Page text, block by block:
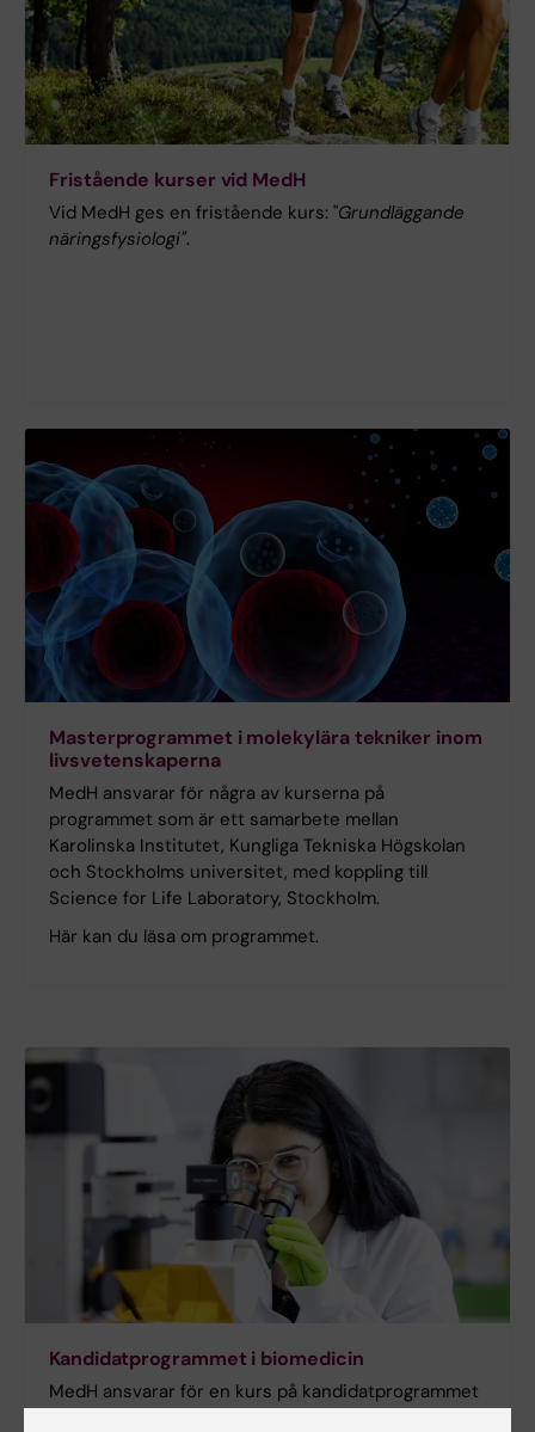
Fristående kurser vid MedH
Vid MedH ges en fristående kurs: "Grundläggande
näringsfysiologi".
Masterprogrammet i molekylära tekniker inom
livs­vetenskaperna
MedH ansvarar för några av kurserna på
programmet som är ett samarbete mellan
Karolinska Institutet, Kungliga Tekniska Högskolan
och Stockholms universitet, med koppling till
Science for Life Laboratory, Stockholm.
Här kan du läsa om programmet.
Kandidatprogrammet i biomedicin
MedH ansvarar för en kurs på kandidatprogrammet